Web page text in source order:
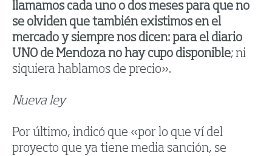
llamamos cada uno o dos meses para que no
se olviden que también existimos en el
mercado y siempre nos dicen: para el diario
UNO de Mendoza no hay cupo disponible; ni
siquiera hablamos de precio».
Nueva ley
Por último, indicó que «por lo que ví del
proyecto que ya tiene media sanción, se